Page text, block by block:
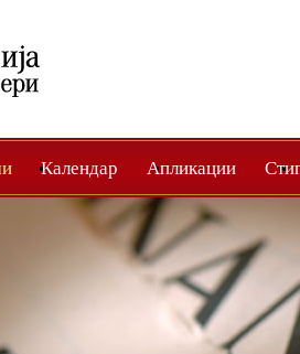
Календар Апликации